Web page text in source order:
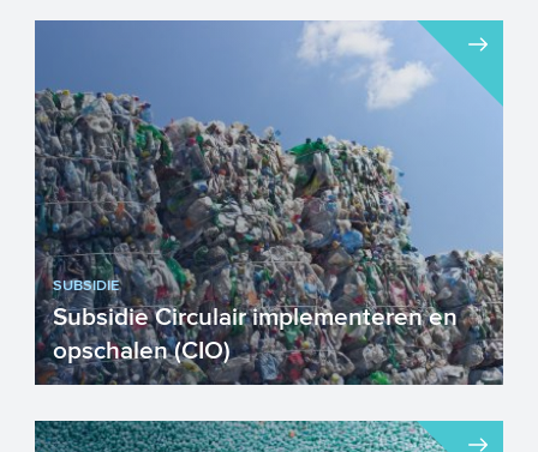
SUBSIDIE
Subsidie Circulair implementeren en
opschalen (CIO)
Bent u als ondernemer actief in het